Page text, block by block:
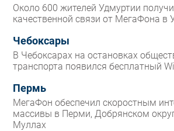
Около 600 жителей Удмуртии
качественной связи от МегаФона в
Чебоксары
В Чебоксарах на остановках
транспорта появился бесплатный
Пермь
МегаФон обеспечил скоростным
массивы в Перми, Добрянском
Муллах